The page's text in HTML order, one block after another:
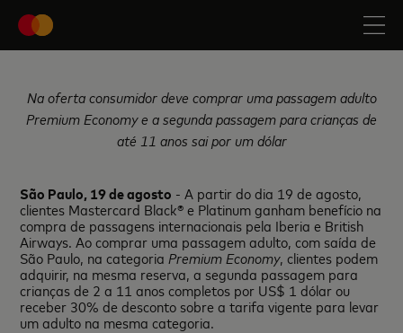
Na oferta consumidor deve comprar uma passagem adulto
Premium Economy e a segunda passagem para crianças de
até 11 anos sai por um dólar
São Paulo, 19 de agosto - A partir do dia 19 de agosto,
clientes Mastercard Black® e Platinum ganham benefício na
compra de passagens internacionais pela Iberia e British
Airways. Ao comprar uma passagem adulto, com saída de
São Paulo, na categoria Premium Economy, clientes podem
adquirir, na mesma reserva, a segunda passagem para
crianças de 2 a 11 anos completos por US$ 1 dólar ou
receber 30% de desconto sobre a tarifa vigente para levar
um adulto na mesma categoria.